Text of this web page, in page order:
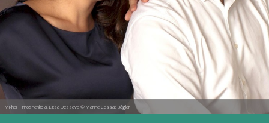
Mikhail Timoshenko & Elitsa Desseva © Marine Cessat-Bégler